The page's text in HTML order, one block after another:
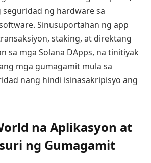
seguridad ng hardware sa
Sinusuportahan ng app
staking, at direktang
sa mga Solana DApps, na tinitiyak
mga gumagamit mula sa
nang hindi isinasakripisyo ang
na Aplikasyon at
ng Gumagamit